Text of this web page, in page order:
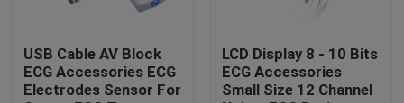
Mesin EKG Genggam
USB Cable AV Block
ECG Accessories ECG
Electrodes Sensor For
LCD Display 8 - 10 Bits
ECG Accessories
Small Size 12 Channel